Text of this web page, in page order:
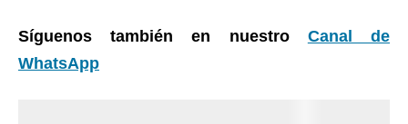
Síguenos también en nuestro Canal de
WhatsApp